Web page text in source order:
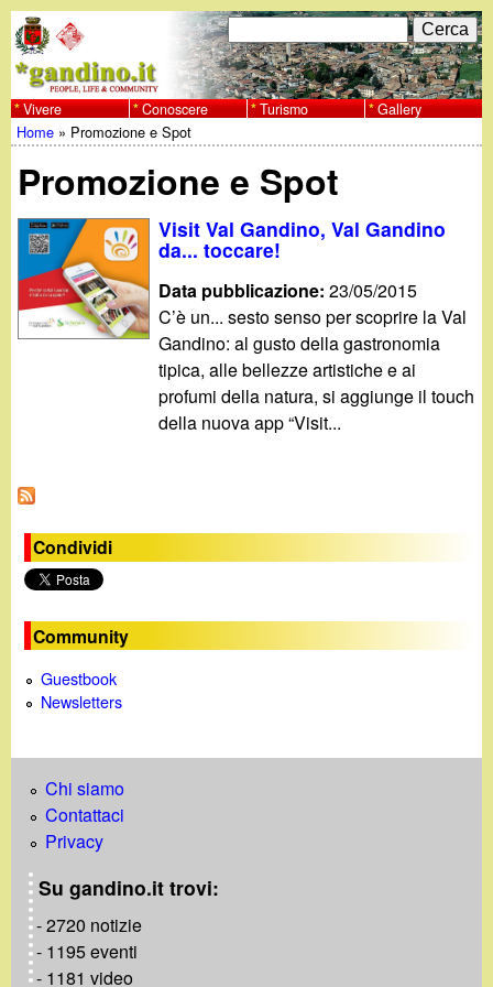
al
contenuto
principale
w
w
w
.
g
d
n
o
i
F
o
r
m
d
i
r
i
c
e
a
C
e
r
c
Vivere Conoscere Turismo Gallery
Tu
sei
qui
Home » Promozione e Spot
Promozione e Spot
Visit Val Gandino, Val Gandino
da... toccare!
Data pubblicazione:23/05/2015
C’è un... sesto senso per scoprire la Val
Gandino: al gusto della gastronomia
tipica, alle bellezze artistiche e ai
profumi della natura, si aggiunge il touch
della nuova app “Visit...
Condividi
Community
Guestbook
Newsletters
Chi siamo
Contattaci
Privacy
Su gandino.it trovi:
- 2720 notizie
- 1195 eventi
- 1181 video